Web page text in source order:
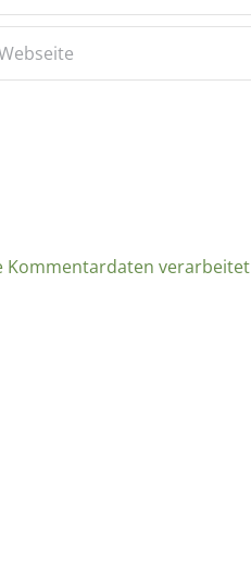
Kommentardaten verarbeitet